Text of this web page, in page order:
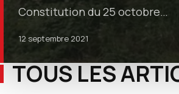
Constitution du 25 octobre…
12 septembre 2021
TOUS LES